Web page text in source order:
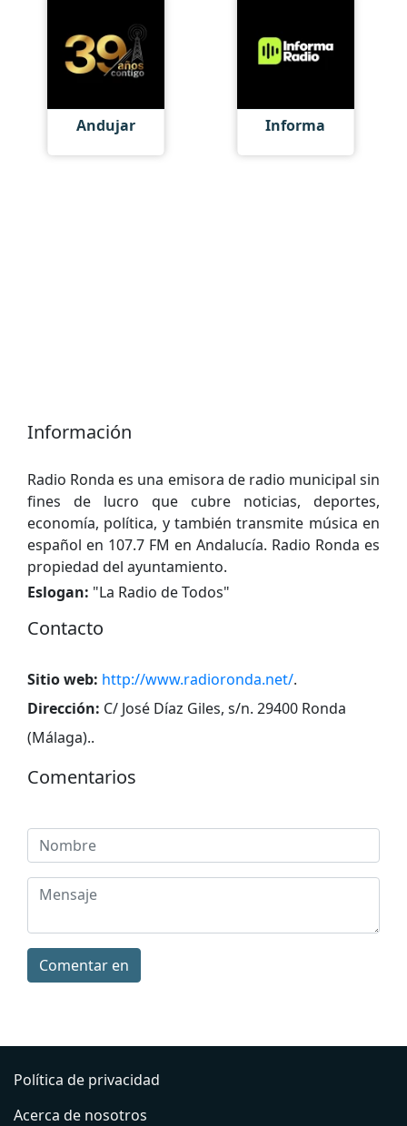
Andujar Informa
Información
Radio Ronda es una emisora de radio municipal sin
fines de lucro que cubre noticias, deportes,
economía, política, y también transmite música en
español en 107.7 FM en Andalucía. Radio Ronda es
propiedad del ayuntamiento.
Eslogan: "La Radio de Todos"
Contacto
Sitio web: http://www.radioronda.net/.
Dirección: C/ José Díaz Giles, s/n. 29400 Ronda
(Málaga)..
Comentarios
Comentar en
Política de privacidad
Acerca de nosotros